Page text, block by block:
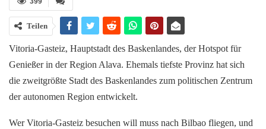
Teilen
Vitoria-Gasteiz, Hauptstadt des Baskenlandes, der Hotspot für
Genießer in der Region Alava. Ehemals tiefste Provinz hat sich
die zweitgrößte Stadt des Baskenlandes zum politischen Zentrum
der autonomen Region entwickelt.
Wer Vitoria-Gasteiz besuchen will muss nach Bilbao fliegen, und